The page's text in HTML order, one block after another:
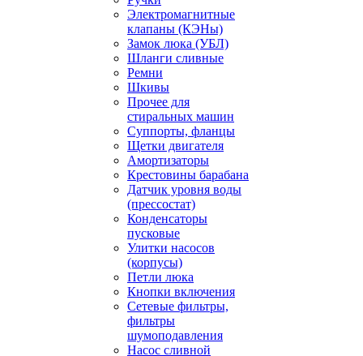
Электромагнитные
клапаны (КЭНы)
Замок люка (УБЛ)
Шланги сливные
Ремни
Шкивы
Прочее для
стиральных машин
Суппорты, фланцы
Щетки двигателя
Амортизаторы
Крестовины барабана
Датчик уровня воды
(прессостат)
Конденсаторы
пусковые
Улитки насосов
(корпусы)
Петли люка
Кнопки включения
Сетевые фильтры,
фильтры
шумоподавления
Насос сливной